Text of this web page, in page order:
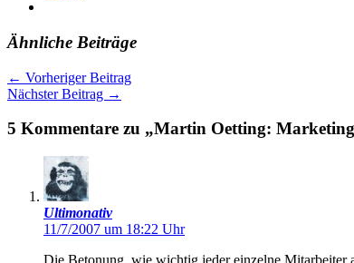
Ähnliche Beiträge
← Vorheriger Beitrag
Nächster Beitrag →
5 Kommentare zu „Martin Oetting:
Ultimonativ
11/7/2007 um 18:22 Uhr